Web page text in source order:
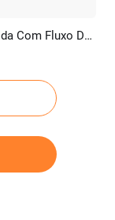
Anúncio Promocional De Produto De Bebida Com Fluxo De água